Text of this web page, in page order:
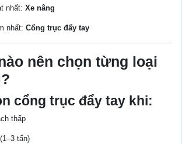
nhất: Xe nâng
nhất: Cổng trục đẩy tay
nên chọn từng loại
cổng trục đẩy tay khi:
thấp
tấn)